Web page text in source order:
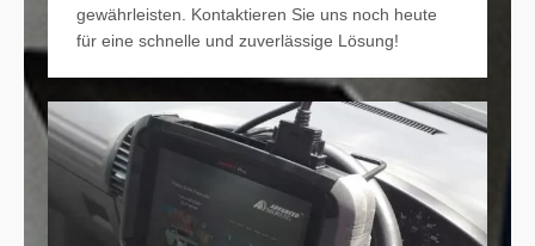
gewährleisten. Kontaktieren Sie uns noch heute
für eine schnelle und zuverlässige Lösung!